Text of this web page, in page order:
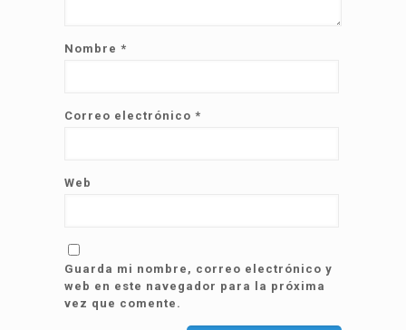
Nombre *
Correo electrónico *
Web
Guarda mi nombre, correo electrónico y
web en este navegador para la próxima
vez que comente.